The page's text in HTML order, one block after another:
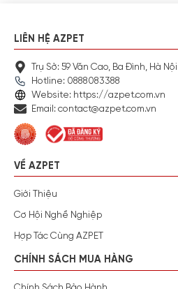
LIÊN HỆ AZPET
Trụ Sở: 59 Văn Cao, Ba Đình, Hà Nội
Hotline: 0888083388
Website: https://azpet.com.vn
Email: contact@azpet.com.vn
VỀ AZPET
Giới Thiệu
Cơ Hội Nghề Nghiệp
Hợp Tác Cùng AZPET
CHÍNH SÁCH MUA HÀNG